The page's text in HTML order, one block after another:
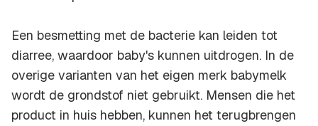
Een besmetting met de bacterie kan leiden tot
diarree, waardoor baby's kunnen uitdrogen. In de
overige varianten van het eigen merk babymelk
wordt de grondstof niet gebruikt. Mensen die het
product in huis hebben, kunnen het terugbrengen